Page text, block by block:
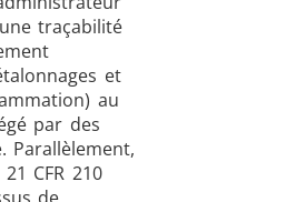
traçabilité
et
au
par des
Parallèlement,
CFR 210